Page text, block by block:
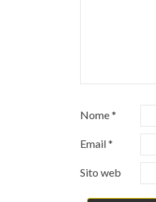
Nome*
Email*
Sito web